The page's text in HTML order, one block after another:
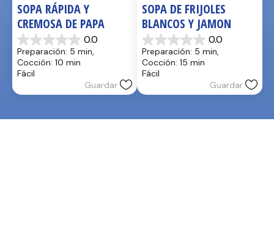
SOPA RÁPIDA Y
CREMOSA DE PAPA
0.0
0.0
de
5
estrellas.
Preparación: 5 min,
Cocción: 10 min
Fácil
Guardar
SOPA DE FRIJOLES
BLANCOS Y JAMON
0.0
0.0
de
5
estrellas.
Preparación: 5 min,
Cocción: 15 min
Fácil
Guardar